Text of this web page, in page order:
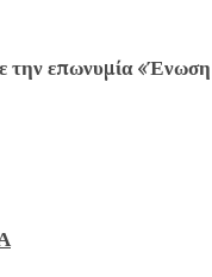
την επωνυμία